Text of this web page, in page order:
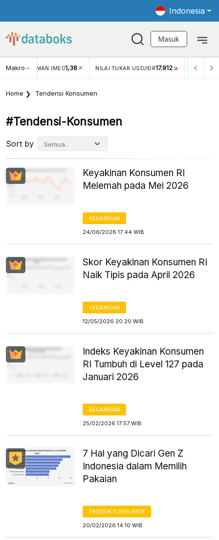
Indonesia
Masuk
Makro
TUKAR USD/IDR17.912 INFLASI YOY (JUL)2,88% INFLASI
Home Tendensi Konsumen
#tendensi-Konsumen
Sort by
Keyakinan Konsumen RI
Melemah pada Mei 2026
KEUANGAN
24/06/2026 17:44 WIB
Skor Keyakinan Konsumen RI
Naik Tipis pada April 2026
KEUANGAN
12/05/2026 20:20 WIB
Indeks Keyakinan Konsumen
RI Tumbuh di Level 127 pada
Januari 2026
KEUANGAN
25/02/2026 17:57 WIB
7 Hal yang Dicari Gen Z
Indonesia dalam Memilih
Pakaian
PRODUK KONSUMEN
20/02/2026 14:10 WIB